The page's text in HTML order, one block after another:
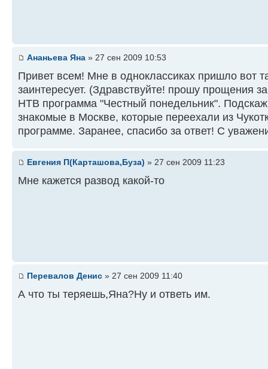
Ананьева Яна » 27 сен 2009 10:53
Привет всем! Мне в одноклассиках пришло вот
заинтересует. (Здравствуйте! прошу прощения
НТВ программа "Честный понедельник".
знакомые в Москве, которые переехали из
программе. Заранее, спасибо за ответ! С
Евгения П(Карташова,Буза) » 27 сен 2009 11:23
Мне кажется развод какой-то
Перевалов Денис » 27 сен 2009 11:40
А что ты теряешь,Яна?Ну и ответь им.